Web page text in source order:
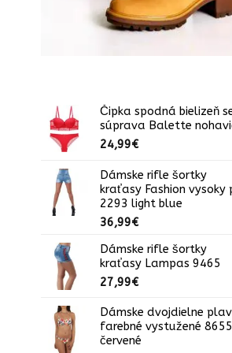
Čipka spodná bielizeň
súprava Balette
24,99€
Dámske rifle šortky
kraťasy Fashion vysoky
2293 light blue
36,99€
Dámske rifle šortky
kraťasy Lampas 9465
27,99€
Dámske dvojdielne
farebné vystužené 8655
červené